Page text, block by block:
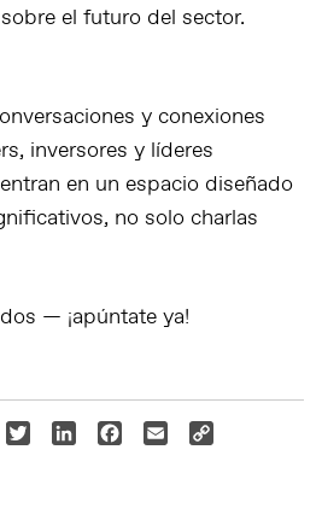
el futuro del sector.
y conexiones
inversores y líderes
en un espacio diseñado
no solo charlas
— ¡apúntate ya!
Twitter LinkedInFacebook
Email